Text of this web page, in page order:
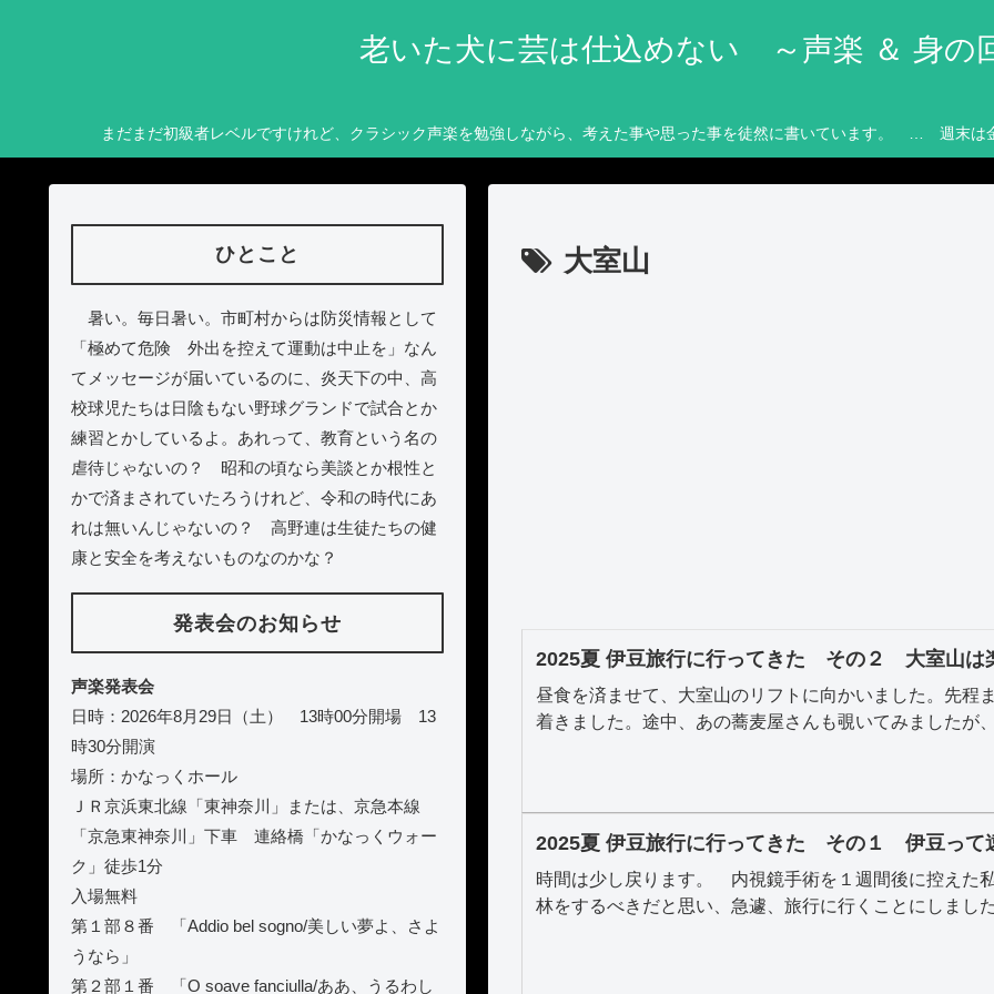
老いた犬に芸は仕込めない ～声楽 ＆ 身の
まだまだ初級者レベルですけれど、クラシック声楽を勉強しながら、考えた事や思った事を徒然に書いています。 … 週末は
大室山
2025夏 伊豆旅行に行ってきた その２ 大室山は
昼食を済ませて、大室山のリフトに向かいました。先程
着きました。途中、あの蕎麦屋さんも覗いてみましたが
2025夏 伊豆旅行に行ってきた その１ 伊豆って
時間は少し戻ります。 内視鏡手術を１週間後に控えた
林をするべきだと思い、急遽、旅行に行くことにしまし
ひとこと
暑い。毎日暑い。市町村からは防災情報として
「極めて危険 外出を控えて運動は中止を」なん
てメッセージが届いているのに、炎天下の中、高
校球児たちは日陰もない野球グランドで試合とか
練習とかしているよ。あれって、教育という名の
虐待じゃないの？ 昭和の頃なら美談とか根性と
かで済まされていたろうけれど、令和の時代にあ
れは無いんじゃないの？ 高野連は生徒たちの健
康と安全を考えないものなのかな？
発表会のお知らせ
声楽発表会
日時：2026年8月29日（土） 13時00分開場 13
時30分開演
場所：かなっくホール
ＪＲ京浜東北線「東神奈川」または、京急本線
「京急東神奈川」下車 連絡橋「かなっくウォー
ク」徒歩1分
入場無料
第１部８番 「Addio bel sogno/美しい夢よ、さよ
うなら」
第２部１番 「O soave fanciulla/ああ、うるわし